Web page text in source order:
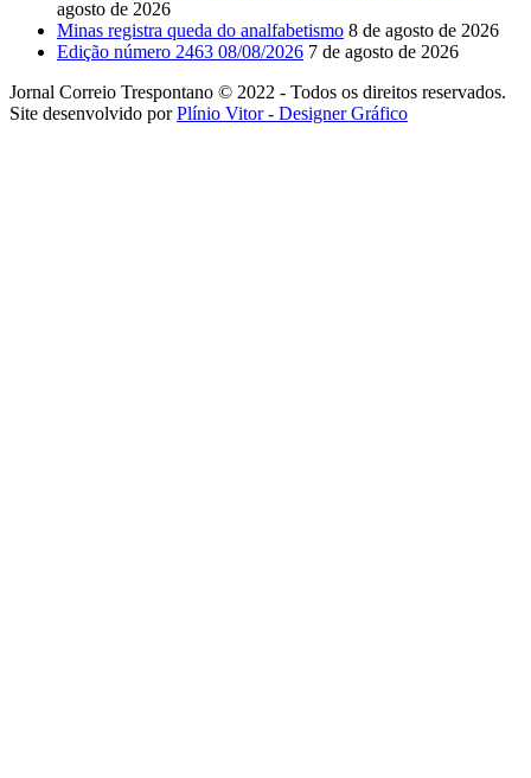
agosto de 2026
Minas registra queda do analfabetismo 8 de agosto de 2026
Edição número 2463 08/08/2026 7 de agosto de 2026
Jornal Correio Trespontano © 2022 - Todos os direitos reservados.
Site desenvolvido porPlínio Vitor - Designer Gráfico